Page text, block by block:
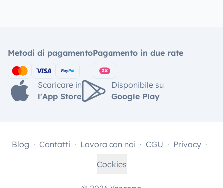
Metodi di pagamentoPagamento in due rate
Scaricare in
l'App Store
Disponibile su
Google Play
Blog Contatti Lavora con noi CGU
Privacy
Cookies